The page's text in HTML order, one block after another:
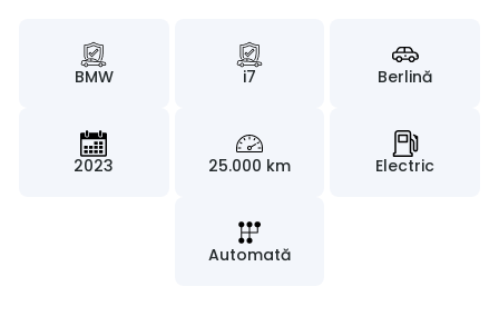
BMW i7 Berlină
2023 25.000 km Electric
Automată